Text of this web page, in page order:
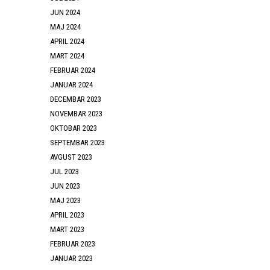
JUN 2024
MAJ 2024
APRIL 2024
MART 2024
FEBRUAR 2024
JANUAR 2024
DECEMBAR 2023
NOVEMBAR 2023
OKTOBAR 2023
SEPTEMBAR 2023
AVGUST 2023
JUL 2023
JUN 2023
MAJ 2023
APRIL 2023
MART 2023
FEBRUAR 2023
JANUAR 2023